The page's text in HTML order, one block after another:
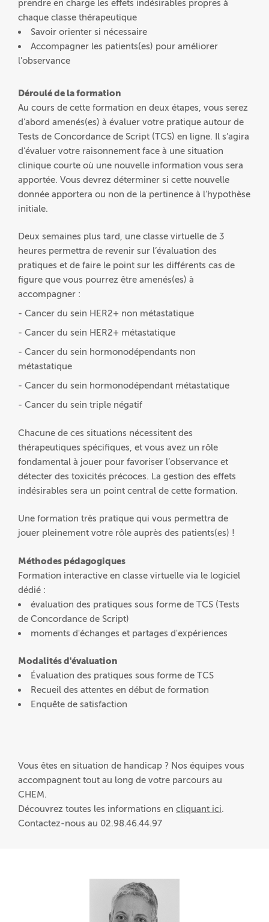
prendre en charge les effets indésirables propres à
chaque classe thérapeutique
Savoir orienter si nécessaire
Accompagner les patients(es) pour améliorer
l'observance
Déroulé de la formation
Au cours de cette formation en deux étapes, vous serez
d’abord amenés(es) à évaluer votre pratique autour de
Tests de Concordance de Script (TCS) en ligne. Il s’agira
d’évaluer votre raisonnement face à une situation
clinique courte où une nouvelle information vous sera
apportée. Vous devrez déterminer si cette nouvelle
donnée apportera ou non de la pertinence à l’hypothèse
initiale.
Deux semaines plus tard, une classe virtuelle de 3
heures permettra de revenir sur l’évaluation des
pratiques et de faire le point sur les différents cas de
figure que vous pourrez être amenés(es) à
accompagner :
- Cancer du sein HER2+ non métastatique
- Cancer du sein HER2+ métastatique
- Cancer du sein hormonodépendants non
métastatique
- Cancer du sein hormonodépendant métastatique
- Cancer du sein triple négatif
Chacune de ces situations nécessitent des
thérapeutiques spécifiques, et vous avez un rôle
fondamental à jouer pour favoriser l’observance et
détecter des toxicités précoces. La gestion des effets
indésirables sera un point central de cette formation.
Une formation très pratique qui vous permettra de
jouer pleinement votre rôle auprès des patients(es) !
Méthodes pédagogiques
Formation interactive en classe virtuelle via le logiciel
dédié :
évaluation des pratiques sous forme de TCS (Tests
de Concordance de Script)
moments d'échanges et partages d'expériences
Modalités d'évaluation
Évaluation des pratiques sous forme de TCS
Recueil des attentes en début de formation
Enquête de satisfaction
Vous êtes en situation de handicap ? Nos équipes vous
accompagnent tout au long de votre parcours au
CHEM.
Découvrez toutes les informations en cliquant ici.
Contactez-nous au 02.98.46.44.97